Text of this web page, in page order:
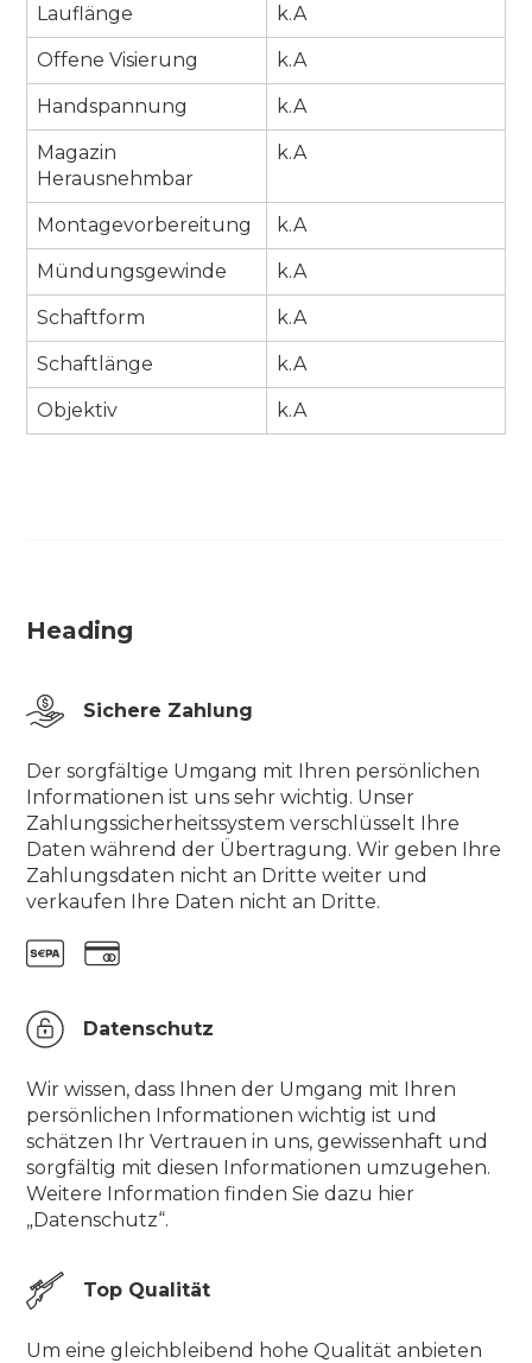
Lauflänge k.A
Offene Visierung k.A
Handspannung k.A
Magazin
Herausnehmbar
k.A
Montagevorbereitung k.A
Mündungsgewinde k.A
Schaftform k.A
Schaftlänge k.A
Objektiv k.A
Heading
Sichere Zahlung
Der sorgfältige Umgang mit Ihren persönlichen
Informationen ist uns sehr wichtig. Unser
Zahlungssicherheitssystem verschlüsselt Ihre
Daten während der Übertragung. Wir geben Ihre
Zahlungsdaten nicht an Dritte weiter und
verkaufen Ihre Daten nicht an Dritte.
Datenschutz
Wir wissen, dass Ihnen der Umgang mit Ihren
persönlichen Informationen wichtig ist und
schätzen Ihr Vertrauen in uns, gewissenhaft und
sorgfältig mit diesen Informationen umzugehen.
Weitere Information finden Sie dazu hier
„Datenschutz“.
Top Qualität
Um eine gleichbleibend hohe Qualität anbieten